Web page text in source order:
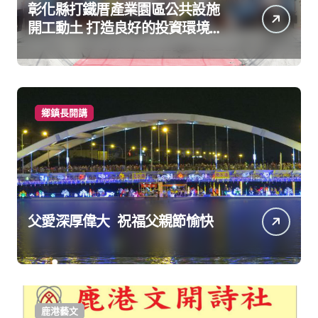
彰化縣打鐵厝產業園區公共設施
開工動土 打造良好的投資環境讓
鄉鎮長開講
父愛深厚偉大 祝福父親節愉快
鹿港藝文